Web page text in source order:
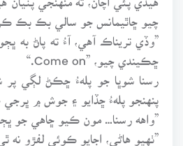
چيو ڇاٿيمانس جو سالي بڪ بڪ
”وڏي تريناڪ آهي، آءُ ته پاڻ به
ڇڪيندي چيو، ”Come on.“
رسنا شوڀا جو پلهءُ ڇڪڻ لڳي پر
پنهنجو پلهءُ ڇڏايو ۽ جوش ۾ ڀرجي
”واهه رسنا… مون ڪيو ڇاهي جو
”ٺهيو هاڻي، اجايو ڪوئي لفڙو نه